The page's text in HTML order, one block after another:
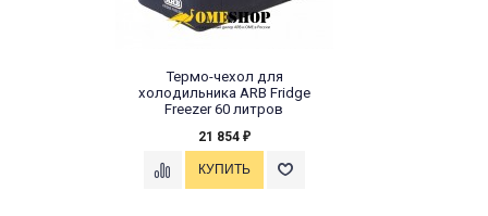
Термо-чехол для
холодильника ARB Fridge
Freezer 60 литров
21 854 ₽